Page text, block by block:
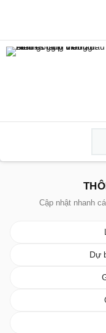
Cập nhật nhanh
Dự